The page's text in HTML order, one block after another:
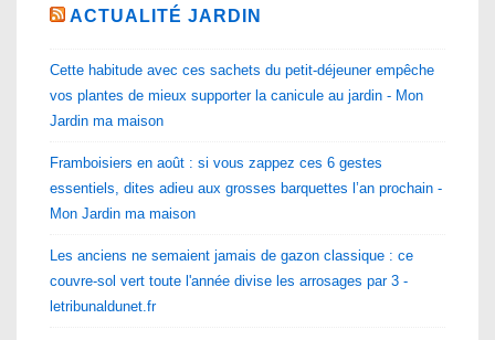
ACTUALITÉ JARDIN
Cette habitude avec ces sachets du petit-déjeuner empêche
vos plantes de mieux supporter la canicule au jardin - Mon
Jardin ma maison
Framboisiers en août : si vous zappez ces 6 gestes
essentiels, dites adieu aux grosses barquettes l’an prochain -
Mon Jardin ma maison
Les anciens ne semaient jamais de gazon classique : ce
couvre-sol vert toute l'année divise les arrosages par 3 -
letribunaldunet.fr